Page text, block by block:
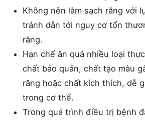
Không nên làm sạch răng với
tránh dẫn tới nguy cơ tổn
răng.
Hạn chế ăn quá nhiều loại
chất bảo quản, chất tạo màu
răng hoặc chất kích thích, dễ
trong cơ thể.
Trong quá trình điều trị bệnh